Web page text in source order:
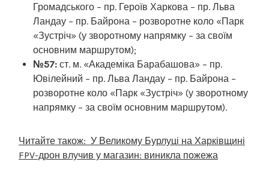
Громадського – пр. Героїв Харкова – пр. Льва
Ландау – пр. Байрона – розворотне коло «Парк
«Зустріч» (у зворотному напрямку – за своїм
основним маршрутом);
№57: ст. м. «Академіка Барабашова» – пр.
Ювілейний – пр. Льва Ландау – пр. Байрона –
розворотне коло «Парк «Зустріч» (у зворотному
напрямку – за своїм основним маршрутом).
Читайте також: У Великому Бурлуці на Харківщині
FPV-дрон влучив у магазин: виникла пожежа